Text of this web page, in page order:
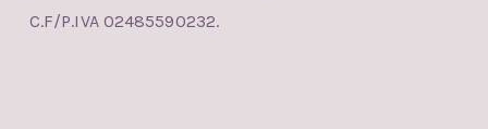
C.F/P.IVA 02485590232.